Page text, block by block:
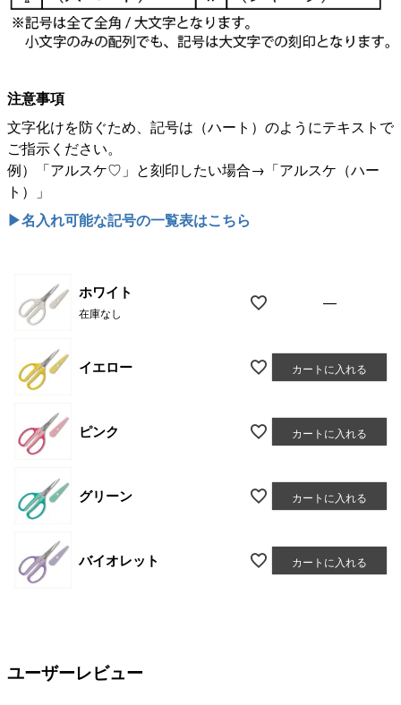
注意事項
文字化けを防ぐため、記号は（ハート）のようにテキストで
ご指示ください。
例）「アルスケ♡」と刻印したい場合→「アルスケ（ハー
ト）」
▶名入れ可能な記号の一覧表はこちら
ホワイト
在庫なし
—
イエロー カートに入れる
ピンク カートに入れる
グリーン カートに入れる
バイオレット カートに入れる
ユーザーレビュー